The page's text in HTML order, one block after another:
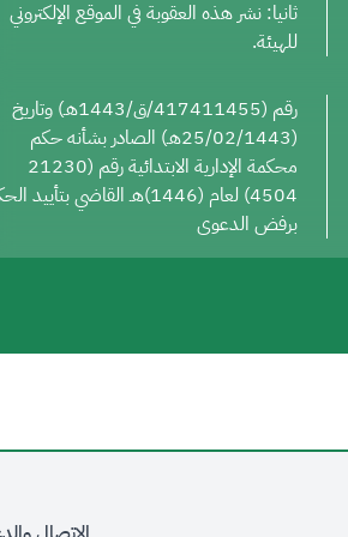
ثانيا: نشر هذه العقوبة في الموقع الإلكتروني
للهيئة.
رقم (417411455/ق/1443هـ) وتاريخ
(25/02/1443هـ) الصادر بشأنه حكم
محكمة الإدارية الابتدائية رقم (21230
4504) لعام (1446)هـ القاضي بتأييد
برفض الدعوى